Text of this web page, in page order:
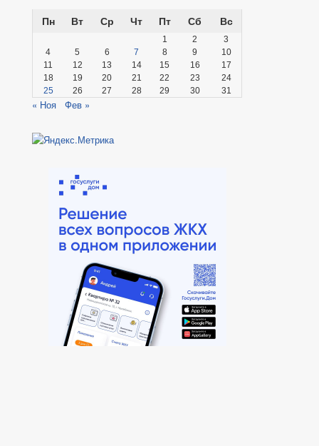
Пн
Вт Ср Чт Пт Сб Вс
1 2
3
4
5 6 7 8 9
10
11
12 13 14 15 16
17
18
19 20 21 22 23
24
25
26 27 28 29 30 31
« Ноя Фев »